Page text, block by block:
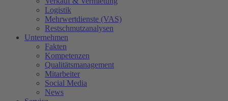
Logistik
Mehrwertdienste (VAS)
Restschmutzanalysen
Unternehmen
Fakten
Kompetenzen
Qualitätsmanagement
Mitarbeiter
Social Media
News